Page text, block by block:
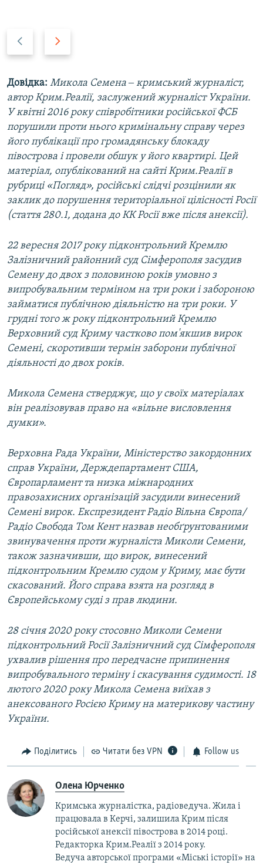
v
i
o
u
s
s
l
i
d
e
t
s
l
i
d
e
Довідка: Микола Семена ‒ кримський журналіст,
автор Крим.Реалії, заслужений журналіст України.
У квітні 2016 року співробітники російської ФСБ
порушили проти нього кримінальну справу через
його публікації про громадянську блокаду
півострова і провели обшук у його квартирі. Цей
матеріал, опублікований на сайті Крим.Реалії в
рубриці «Погляд», російські слідчі розцінили як
заклик до порушення територіальної цілісності Росії
(стаття 280.1, додана до КК Росії вже після анексії).
22 вересня 2017 року підконтрольний Кремлю
Залізничний районний суд Сімферополя засудив
Семену до двох з половиною років умовно з
випробувальним терміном на три роки і забороною
займатися публічною діяльністю на три роки. У
грудні того ж року підконтрольний Кремлю
Верховний суд Криму частково пом'якшив вирок
Семені, скоротивши термін заборони публічної
діяльності до двох років.
Микола Семена стверджує, що у своїх матеріалах
він реалізовував право на «вільне висловлення
думки».
Верховна Рада України, Міністерство закордонних
справ України, Держдепартамент США,
Європарламент та низка міжнародних
правозахисних організацій засудили винесений
Семені вирок. Експрезидент Радіо Вільна Європа/
Радіо Свобода Том Кент назвав необґрунтованими
звинувачення проти журналіста Миколи Семени,
також зазначивши, що вирок, винесений
підконтрольним Кремлю судом у Криму, має бути
скасований. Його справа взята на розгляд в
Європейському суді з прав людини.
28 січня 2020 року стосовно Миколи Семени
підконтрольний Росії Залізничний суд Сімферополя
ухвалив рішення про передчасне припинення
випробувального терміну і скасування судимості. 18
лютого 2020 року Микола Семена виїхав з
анексованого Росією Криму на материкову частину
України.
Поділитись Читати без VPN Follow us
Олена Юрченко
Кримська журналістка, радіоведуча. Жила і
працювала в Керчі, залишила Крим після
російської анексії півострова в 2014 році.
Редакторка Крим.Реалії з 2014 року.
Ведуча авторської програми «Міські історії» на